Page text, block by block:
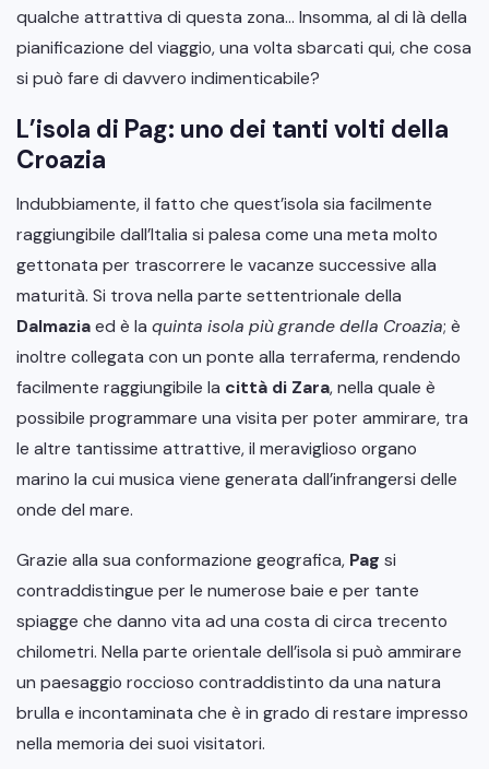
qualche attrattiva di questa zona… Insomma, al di là della
pianificazione del viaggio, una volta sbarcati qui, che cosa
si può fare di davvero indimenticabile?
L’isola di Pag: uno dei tanti volti della
Croazia
Indubbiamente, il fatto che quest’isola sia facilmente
raggiungibile dall’Italia si palesa come una meta molto
gettonata per trascorrere le vacanze successive alla
maturità. Si trova nella parte settentrionale della
Dalmaziaed è la quinta isola più grande della Croazia; è
inoltre collegata con un ponte alla terraferma, rendendo
facilmente raggiungibile la città di Zara, nella quale è
possibile programmare una visita per poter ammirare, tra
le altre tantissime attrattive, il meraviglioso organo
marino la cui musica viene generata dall’infrangersi delle
onde del mare.
Grazie alla sua conformazione geografica, Pag si
contraddistingue per le numerose baie e per tante
spiagge che danno vita ad una costa di circa trecento
chilometri. Nella parte orientale dell’isola si può ammirare
un paesaggio roccioso contraddistinto da una natura
brulla e incontaminata che è in grado di restare impresso
nella memoria dei suoi visitatori.